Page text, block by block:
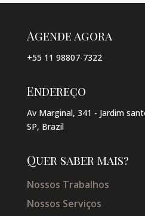
Agende agora
+55 11 98807-7322
Endereço
Av Marginal, 341 - Jardim
SP, Brazil
Quer saber mais?
Nossos Trabalhos
Nossos Serviços